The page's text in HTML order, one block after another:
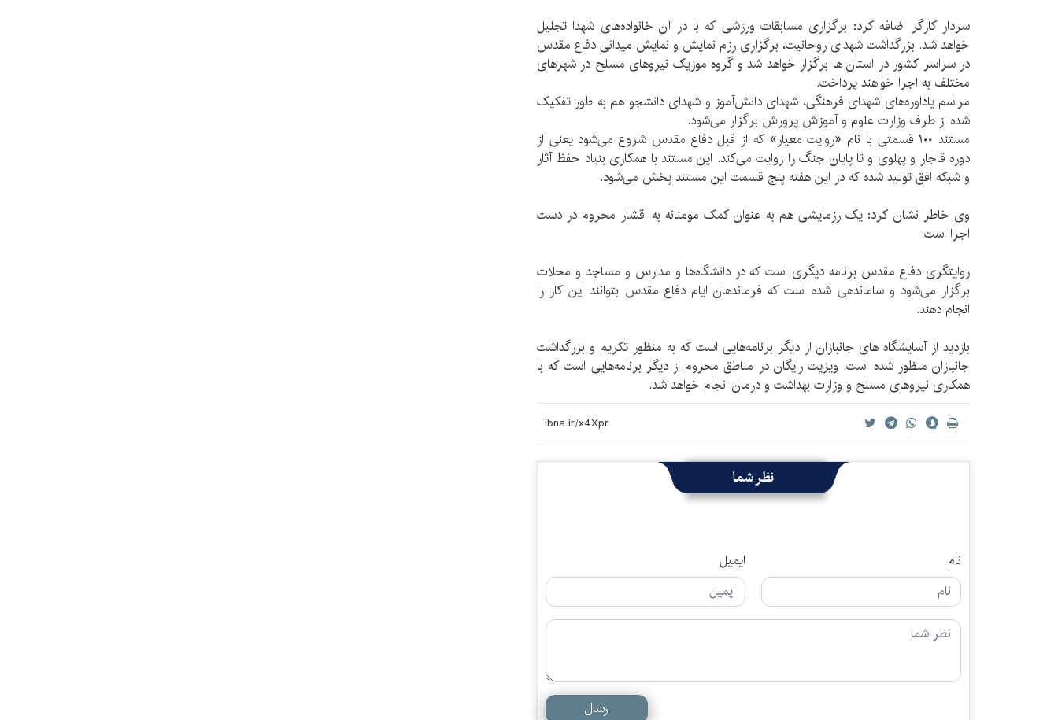
سردار کارگر اضافه کرد: برگزاری مسابقات ورزشی که با در آن خانواده‌های شهدا تجلیل
خواهد شد. بزرگداشت شهدای روحانیت، برگزاری رزم نمایش و نمایش میدانی دفاع مقدس
در سراسر کشور در استان ها برگزار خواهد شد و گروه موزیک نیروهای مسلح در شهرهای
مختلف به اجرا خواهند پرداخت.
مراسم یاداوره‌های شهدای فرهنگی، شهدای دانش‌آموز و شهدای دانشجو هم به طور تفکیک
شده از طرف وزارت علوم و آموزش پرورش برگزار می‌شود.
مستند ۱۰۰ قسمتی با نام «روایت معیار» که از قبل دفاع مقدس شروع می‌شود یعنی از
دوره قاجار و پهلوی و تا پایان جنگ را روایت می‌کند. این مستند با همکاری بنیاد حفظ آثار
و شبکه افق تولید شده که در این هفته پنج قسمت این مستند پخش می‌شود.
وی خاطر نشان کرد: یک رزمایشی هم به عنوان کمک مومنانه به اقشار محروم در دست
اجرا است.
روایتگری دفاع مقدس برنامه دیگری است که در دانشگاه‌ها و مدارس و مساجد و محلات
برگزار می‌شود و ساماندهی شده است که فرماندهان ایام دفاع مقدس بتوانند این کار را
انجام دهند.
بازدید از آسایشگاه های جانبازان از دیگر برنامه‌هایی است که به منظور تکریم و بزرگداشت
جانبازان منظور شده است. ویزیت رایگان در مناطق محروم از دیگر برنامه‌هایی است که با
همکاری نیروهای مسلح و وزارت بهداشت و درمان انجام خواهد شد.
نظر شما
نام ایمیل
ارسال